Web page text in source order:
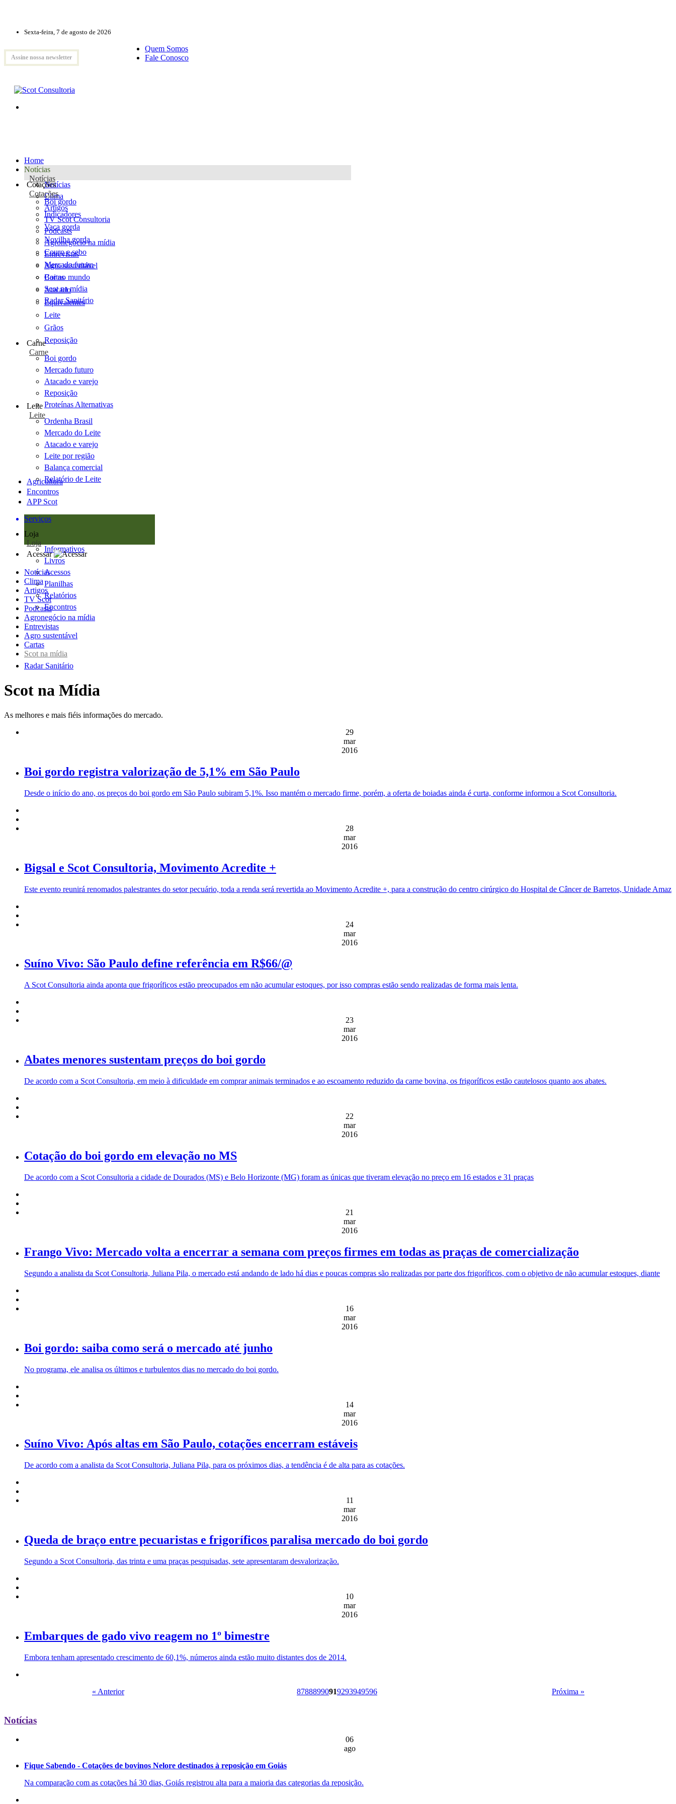
Sexta-feira, 7 de agosto de 2026
Assine nossa newsletter
Quem Somos
Fale Conosco
Home
Notícias
Notícias
Notícias
Clima
Artigos
TV Scot Consultoria
Podcasts
Agronegócio na mídia
Entrevistas
Agro sustentável
Cartas
Scot na mídia
Radar Sanitário
Cotações
Cotações
Boi gordo
Indicadores
Vaca gorda
Novilha gorda
Couro e sebo
Mercado futuro
Boi no mundo
Atacado
Equivalentes
Leite
Grãos
Reposição
Carne
Carne
Boi gordo
Mercado futuro
Atacado e varejo
Reposição
Proteínas Alternativas
Leite
Leite
Ordenha Brasil
Mercado do Leite
Atacado e varejo
Leite por região
Balança comercial
Relatório de Leite
Agricultura
Encontros
APP Scot
Serviços
Loja
Loja
Informativos
Livros
Acessos
Planilhas
Relatórios
Encontros
Acessar
Notícias
Clima
Artigos
TV Scot
Podcasts
Agronegócio na mídia
Entrevistas
Agro sustentável
Cartas
Scot na mídia
Radar Sanitário
Scot na Mídia
As melhores e mais fiéis informações do mercado.
29
mar
2016
Boi gordo registra valorização de 5,1% em São Paulo
Desde o início do ano, os preços do boi gordo em São Paulo subiram 5,1%. Isso mantém o mercado firme, porém, a oferta de boiadas ainda é curta, conforme informou a Scot Consultoria.
28
mar
2016
Bigsal e Scot Consultoria, Movimento Acredite +
Este evento reunirá renomados palestrantes do setor pecuário, toda a renda será revertida ao Movimento Acredite +, para a construção do centro cirúrgico do Hospital de Câncer de Barretos, Unidade Amaz
24
mar
2016
Suíno Vivo: São Paulo define referência em R$66/@
A Scot Consultoria ainda aponta que frigoríficos estão preocupados em não acumular estoques, por isso compras estão sendo realizadas de forma mais lenta.
23
mar
2016
Abates menores sustentam preços do boi gordo
De acordo com a Scot Consultoria, em meio à dificuldade em comprar animais terminados e ao escoamento reduzido da carne bovina, os frigoríficos estão cautelosos quanto aos abates.
22
mar
2016
Cotação do boi gordo em elevação no MS
De acordo com a Scot Consultoria a cidade de Dourados (MS) e Belo Horizonte (MG) foram as únicas que tiveram elevação no preço em 16 estados e 31 praças
21
mar
2016
Frango Vivo: Mercado volta a encerrar a semana com preços firmes em todas as praças de comercialização
Segundo a analista da Scot Consultoria, Juliana Pila, o mercado está andando de lado há dias e poucas compras são realizadas por parte dos frigoríficos, com o objetivo de não acumular estoques, diante
16
mar
2016
Boi gordo: saiba como será o mercado até junho
No programa, ele analisa os últimos e turbulentos dias no mercado do boi gordo.
14
mar
2016
Suíno Vivo: Após altas em São Paulo, cotações encerram estáveis
De acordo com a analista da Scot Consultoria, Juliana Pila, para os próximos dias, a tendência é de alta para as cotações.
11
mar
2016
Queda de braço entre pecuaristas e frigoríficos paralisa mercado do boi gordo
Segundo a Scot Consultoria, das trinta e uma praças pesquisadas, sete apresentaram desvalorização.
10
mar
2016
Embarques de gado vivo reagem no 1º bimestre
Embora tenham apresentado crescimento de 60,1%, números ainda estão muito distantes dos de 2014.
« Anterior 87888990919293949596 Próxima »
Notícias
06
ago
Fique Sabendo - Cotações de bovinos Nelore destinados à reposição em Goiás
Na comparação com as cotações há 30 dias, Goiás registrou alta para a maioria das categorias da reposição.